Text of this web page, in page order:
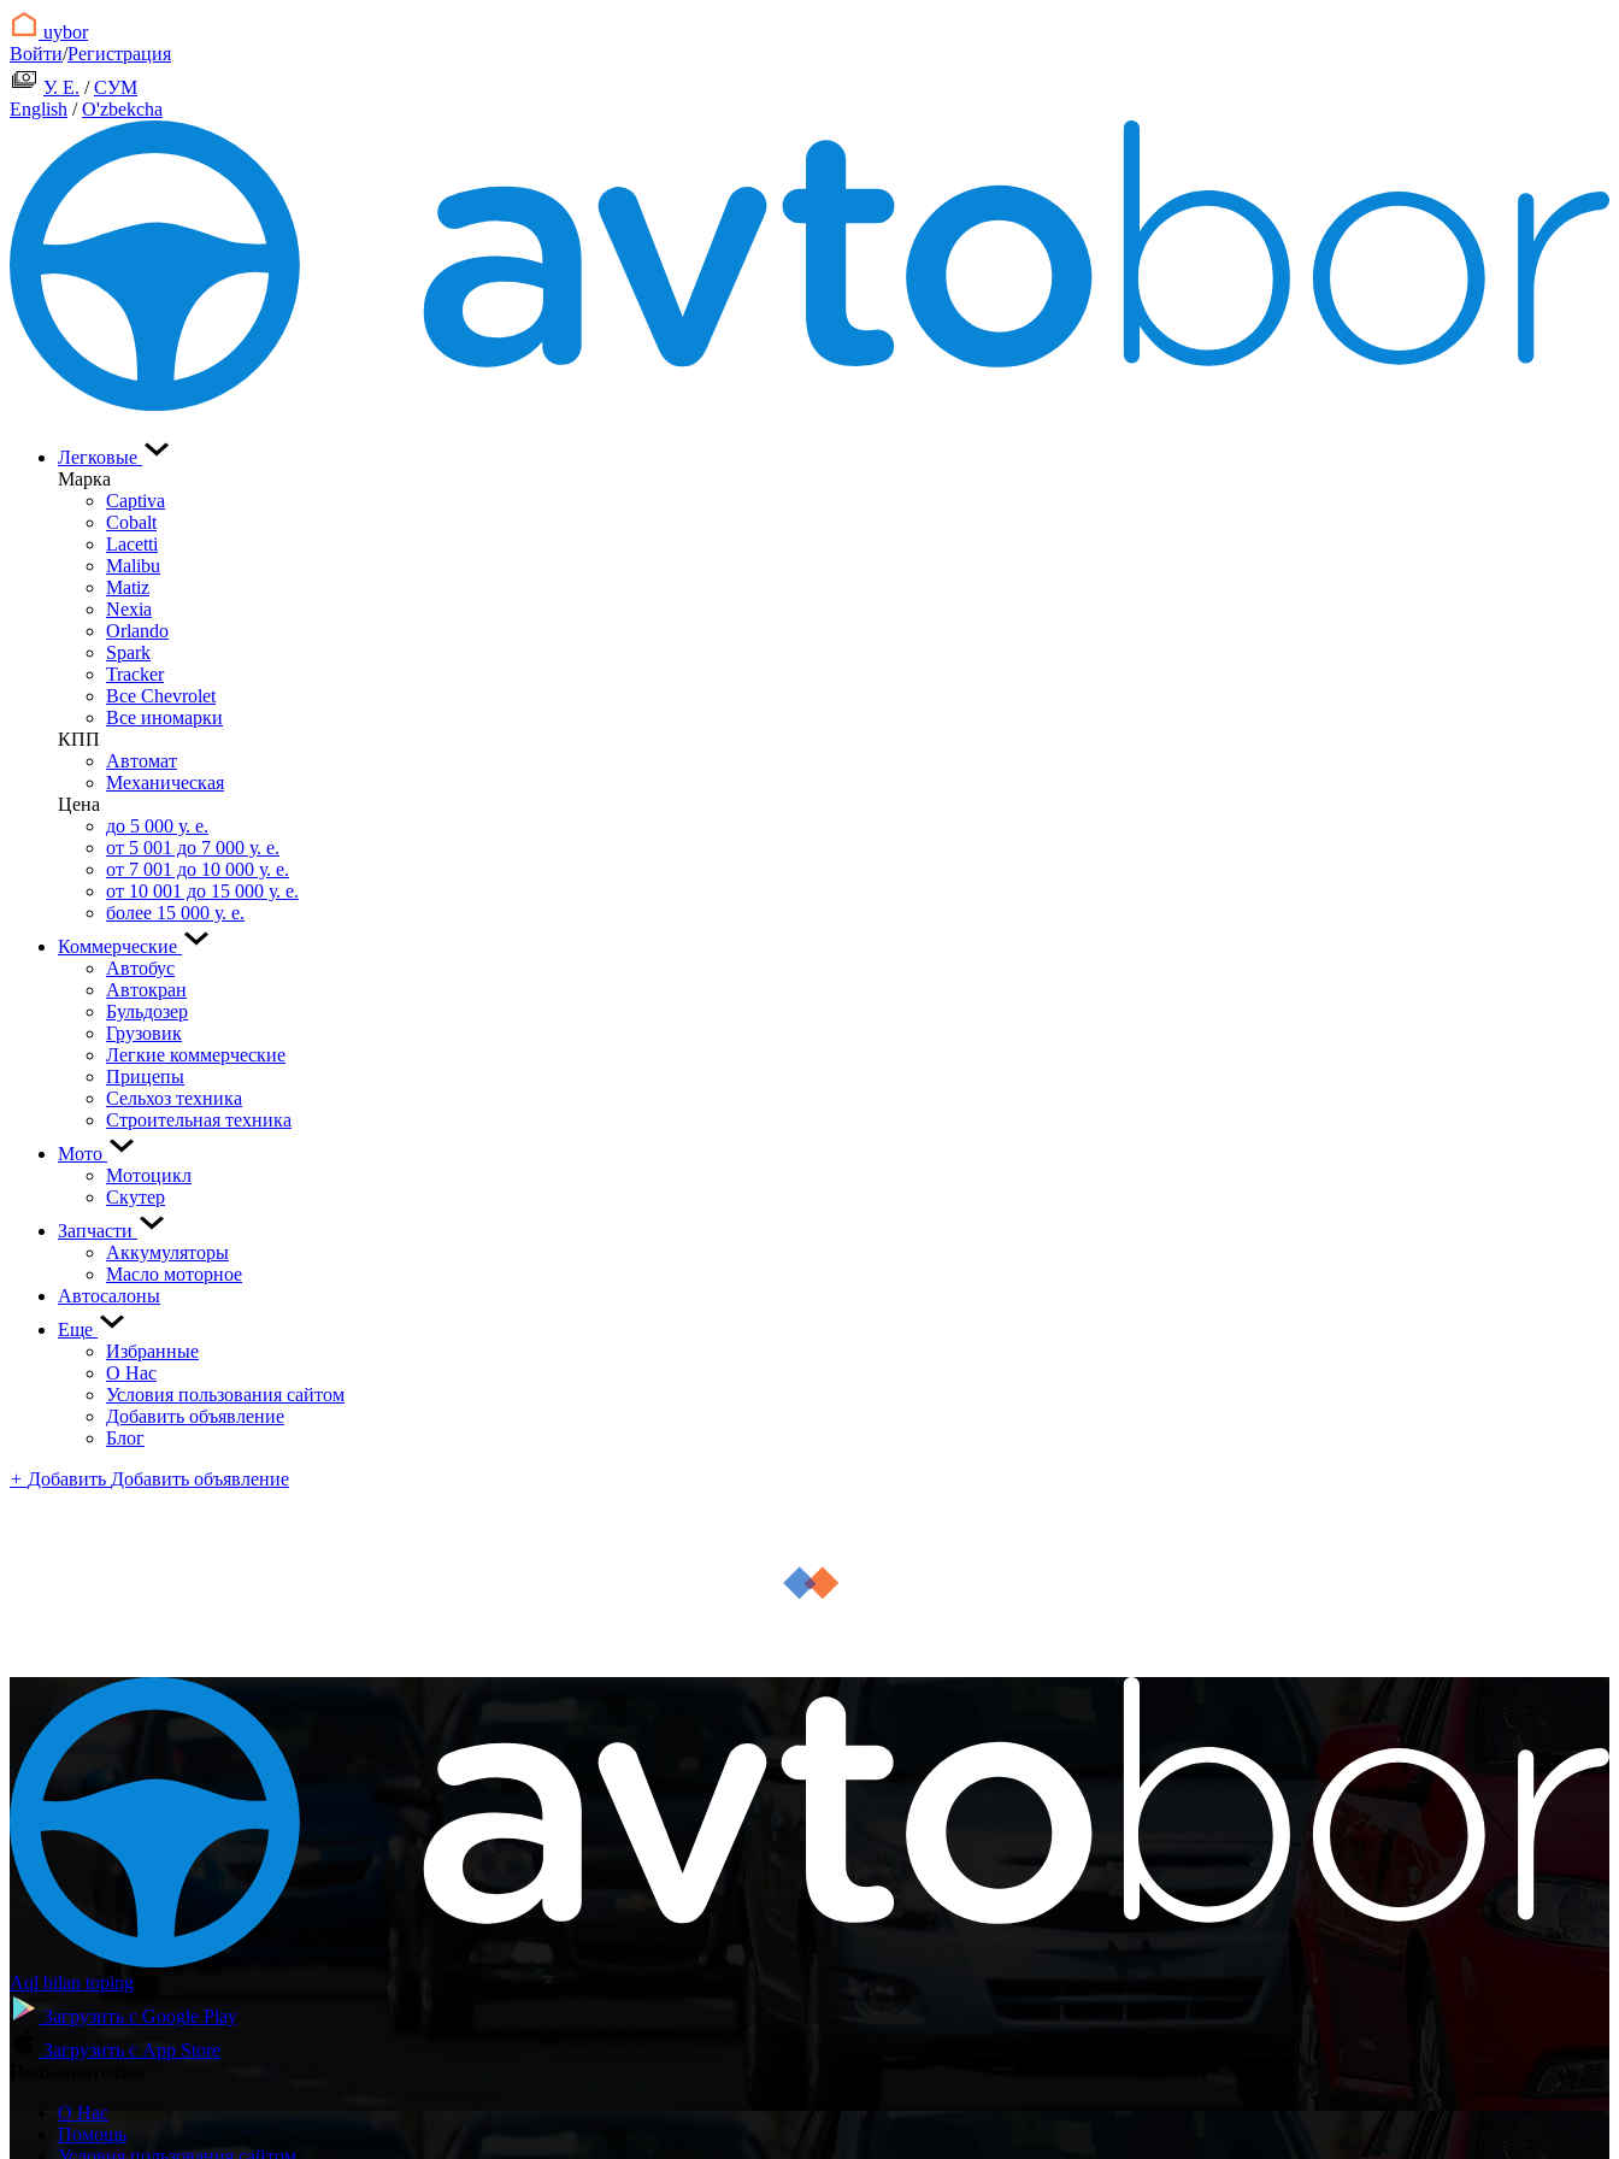
uybor
Войти/Регистрация
У. Е. /СУМ
English /O'zbekcha
Легковые
Марка
Captiva
Cobalt
Lacetti
Malibu
Matiz
Nexia
Orlando
Spark
Tracker
Все Chevrolet
Все иномарки
КПП
Автомат
Механическая
Цена
до 5 000 у. е.
от 5 001 до 7 000 у. е.
от 7 001 до 10 000 у. е.
от 10 001 до 15 000 у. е.
более 15 000 у. е.
Коммерческие
Автобус
Автокран
Бульдозер
Грузовик
Легкие коммерческие
Прицепы
Сельхоз техника
Строительная техника
Мото
Мотоцикл
Скутер
Запчасти
Аккумуляторы
Масло моторное
Автосалоны
Еще
Избранные
О Нас
Условия пользования сайтом
Добавить объявление
Блог
+ Добавить Добавить объявление
Aql bilan toping
Загрузить с Google Play
Загрузить с App Store
О Нас
Помощь